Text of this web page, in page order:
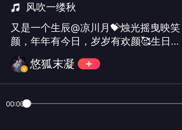
风吹一缕秋
又是一个生辰@凉川月💝烛光摇曳映笑
颜，年年有今日，岁岁有欢颜🥰生日快
乐美月🎂幸有库存一首莫嫌弃。#美月生
日快乐##王秋实##古风#
悠狐末凝
00:00